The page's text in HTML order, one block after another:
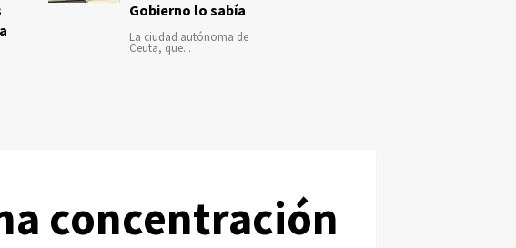
Gobierno lo sabía
La ciudad autónoma de
Ceuta, que...
concentración